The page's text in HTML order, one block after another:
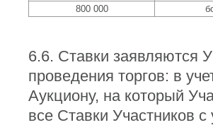
800 000
6.6. Ставки заявляются
проведения торгов: в
Аукциону, на который
все Ставки Участников